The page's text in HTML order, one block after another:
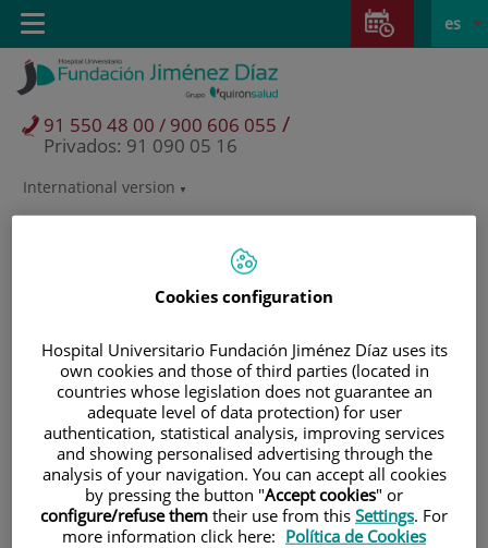
Saltar al contenido
Saltar
contenido
Selector
de
activo
es
International version
91 550 48 00 / 900 606 055 /
Privados: 91 090 05 16
Toggle
navigation
Pacientes y visitantes
Cookies configuration
Hospital Universitario Fundación Jiménez Díaz uses its
own cookies and those of third parties (located in
countries whose legislation does not guarantee an
adequate level of data protection) for user
authentication, statistical analysis, improving services
and showing personalised advertising through the
analysis of your navigation. You can accept all cookies
by pressing the button "Accept cookies" or
configure/refuse them their use from this Settings. For
more information click here: Política de Cookies